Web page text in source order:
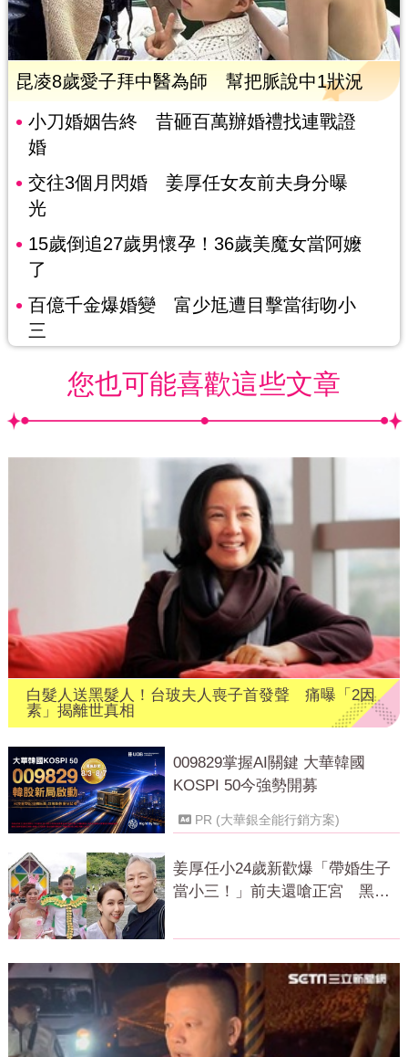
昆凌8歲愛子拜中醫為師 幫把脈說中1狀況
小刀婚姻告終 昔砸百萬辦婚禮找連戰證
婚
交往3個月閃婚 姜厚任女友前夫身分曝
光
15歲倒追27歲男懷孕！36歲美魔女當阿嬤
了
百億千金爆婚變 富少尪遭目擊當街吻小
三
您也可能喜歡這些文章
白髮人送黑髮人！台玻夫人喪子首發聲 痛曝「2因
素」揭離世真相
009829掌握AI關鍵 大華韓國
KOSPI 50今強勢開募
PR (大華銀全能行銷方案)
姜厚任小24歲新歡爆「帶婚生子
當小三！」前夫還嗆正宮 黑歷